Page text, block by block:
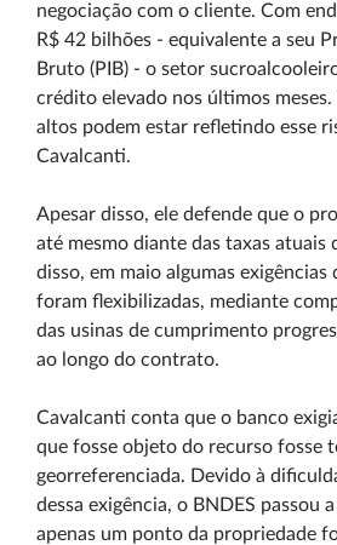
negociação com o cliente. Com
R$ 42 bilhões - equivalente a seu
Bruto (PIB) - o setor
crédito elevado nos últimos meses.
altos podem estar refletindo esse
Cavalcanti.
Apesar disso, ele defende que o
até mesmo diante das taxas atuais
disso, em maio algumas exigências
foram flexibilizadas, mediante
das usinas de cumprimento
ao longo do contrato.
Cavalcanti conta que o banco
que fosse objeto do recurso fosse
georreferenciada. Devido à
dessa exigência, o BNDES passou
apenas um ponto da propriedade